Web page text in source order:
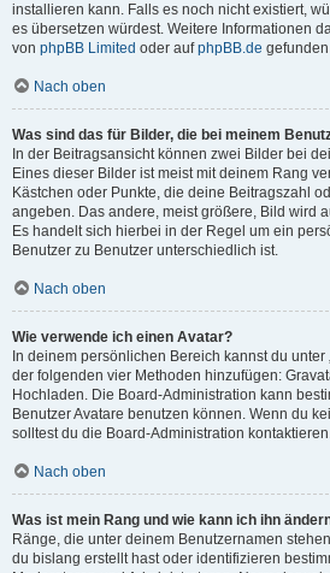
installieren kann. Falls es noch nicht existiert,
es übersetzen würdest. Weitere Informationen
von phpBB Limited oder aufphpBB.de
Nach oben
Was sind das für Bilder, die bei meinem
In der Beitragsansicht können zwei Bilder bei
Eines dieser Bilder ist meist mit deinem Rang
Kästchen oder Punkte, die deine Beitragszahl
angeben. Das andere, meist größere, Bild wird
Es handelt sich hierbei in der Regel um ein
Benutzer zu Benutzer unterschiedlich ist.
Nach oben
Wie verwende ich einen Avatar?
In deinem persönlichen Bereich kannst du unter
der folgenden vier Methoden hinzufügen:
Hochladen. Die Board-Administration kann
Benutzer Avatare benutzen können. Wenn du
solltest du die Board-Administration
Nach oben
Was ist mein Rang und wie kann ich ihn
Ränge, die unter deinem Benutzernamen
du bislang erstellt hast oder identifizieren